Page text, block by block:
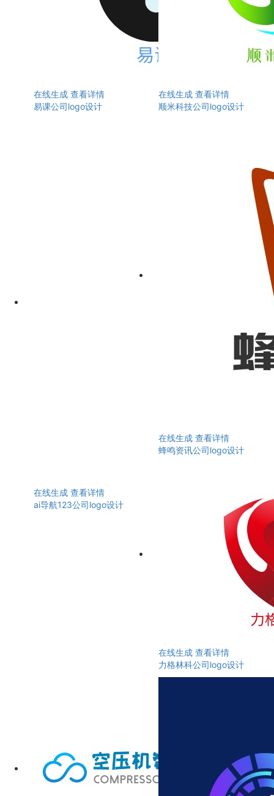
在线生成 查看详情
易课公司logo设计
在线生成 查看详情
顺米科技公司logo设计
在线生成 查看详情
ai导航123公司logo设计
在线生成 查看详情
蜂鸣资讯公司logo设计
在线生成 查看详情
力格林科公司logo设计